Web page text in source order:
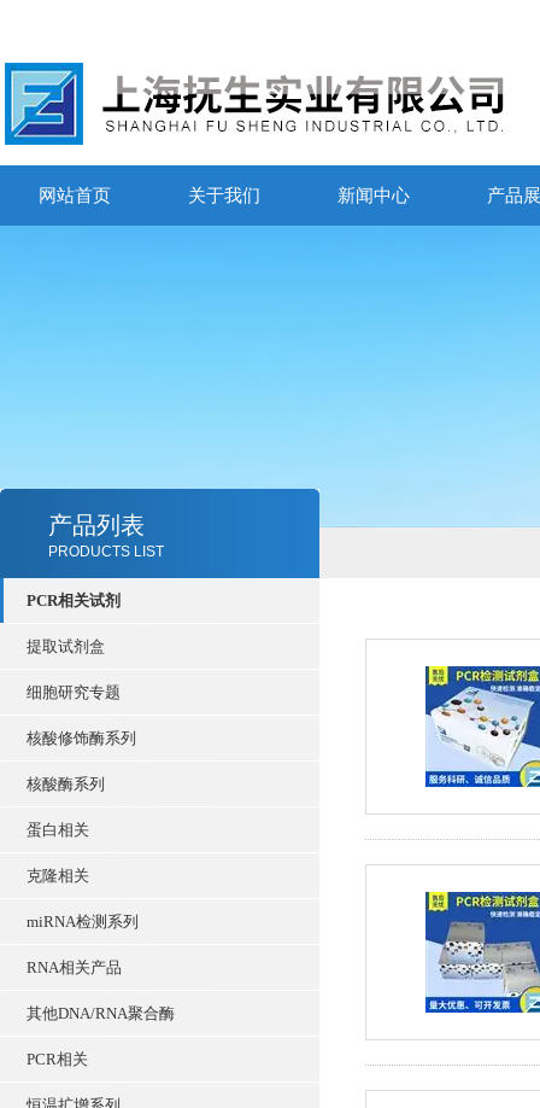
网站首页 关于我们 新闻中心 产品
产品列表
PRODUCTS LIST
PCR相关试剂
提取试剂盒
细胞研究专题
核酸修饰酶系列
核酸酶系列
蛋白相关
克隆相关
miRNA检测系列
RNA相关产品
其他DNA/RNA聚合酶
PCR相关